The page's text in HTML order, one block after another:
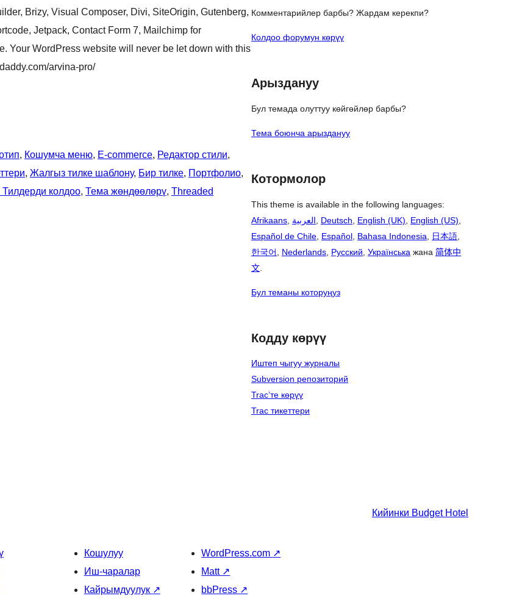
Brizy, Visual Composer, Divi, SiteOrigin, Gutenberg,
Jetpack, Contact Form 7, Mailchimp for
Your WordPress website will never be let down with this
arvina-pro/
, Кошумча меню, E-commerce, Редактор стили
, Жалгыз тилке шаблону, Бир тилке, Портфолио
колдоо, Тема жөндөөлөрү, Threaded
Комментарийлер барбы? Жардам керекпи?
Колдоо форумун көрүү
Арыздануу
Бул темада олуттуу көйгөйлөр барбы?
Тема боюнча арыздануу
Котормолор
This theme is available in the following languages:
Afrikaans العربية Deutsch English (UK) English (US)
Español de Chile Español Bahasa Indonesia 日本語
한국어
Nederlands Русский Українська жана 简体中
文
Бул теманы которуңуз
Кодду көрүү
Иштеп чыгуу журналы
Subversion репозиторий
Trac’те көрүү
Trac тикеттери
Кийинки Budget Hotel
Кошулуу
Иш-чаралар
Кайрымдуулук ↗
WordPress.com ↗
Matt ↗
bbPress ↗